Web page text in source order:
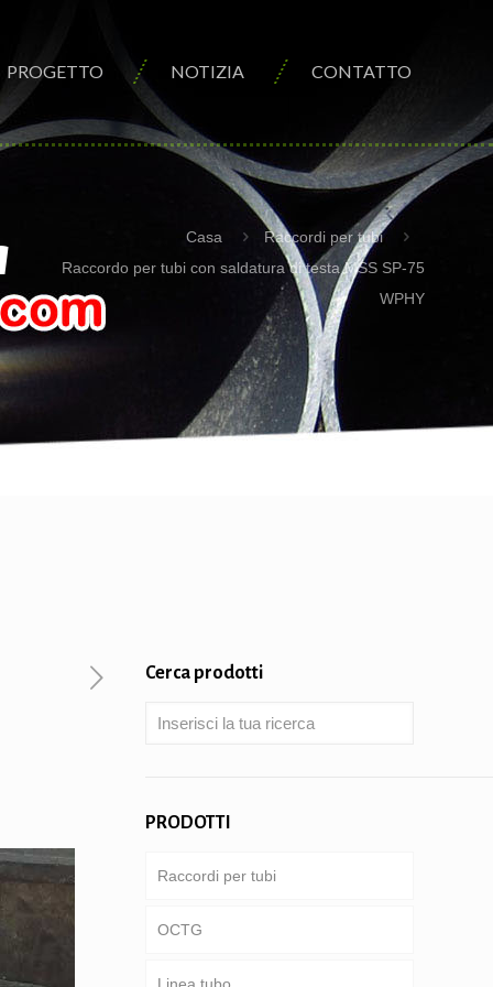
PROGETTO NOTIZIA CONTATTO
Casa
Raccordi per tubi
Raccordo per tubi con saldatura di testa MSS SP-75
WPHY
Cerca prodotti
PRODOTTI
Raccordi per tubi
OCTG